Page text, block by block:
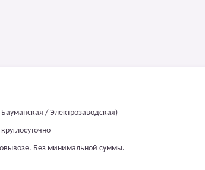
/ Электрозаводская)
Без минимальной суммы.